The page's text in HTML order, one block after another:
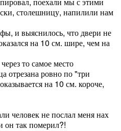
столешницу, напилили нам
и выяснилось, что двери не
на 10 см. шире, чем на
то самое место
отрезана ровно по "три
на 10 см. короче,
человек не послал меня нах
он так померил?!